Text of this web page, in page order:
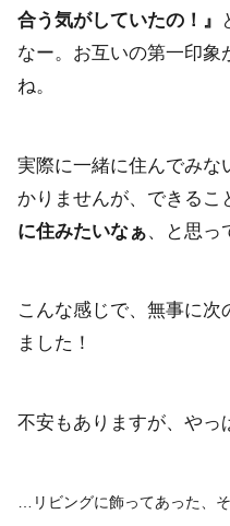
合う気がしていたの！』
なー。お互いの第一印象
ね。
実際に一緒に住んでみな
かりませんが、できるこ
に住みたいなぁ、と思っ
こんな感じで、無事に次
ました！
不安もありますが、やっ
…リビングに飾ってあった、